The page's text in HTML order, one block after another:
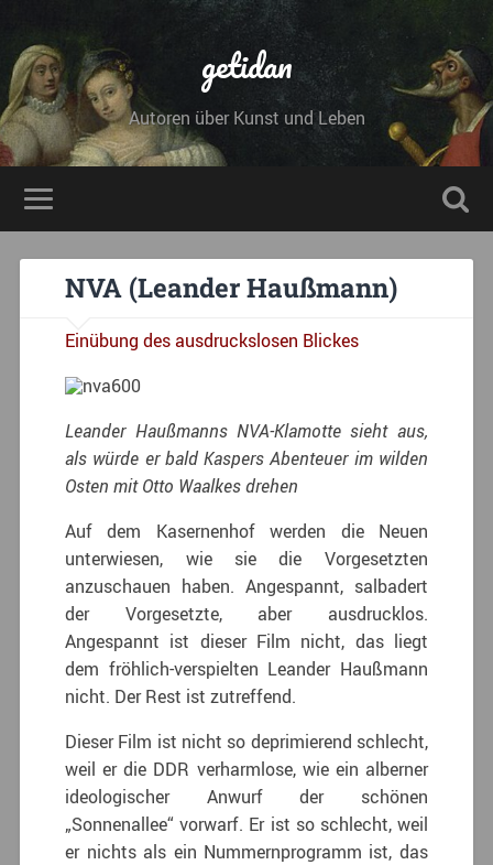
getidan
Autoren über Kunst und Leben
NVA (Leander Haußmann)
Einübung des ausdruckslosen Blickes
Leander Haußmanns NVA-Klamotte sieht aus,
als würde er bald Kaspers Abenteuer im wilden
Osten mit Otto Waalkes drehen
Auf dem Kasernenhof werden die Neuen
unterwiesen, wie sie die Vorgesetzten
anzuschauen haben. Angespannt, salbadert
der Vorgesetzte, aber ausdrucklos.
Angespannt ist dieser Film nicht, das liegt
dem fröhlich-verspielten Leander Haußmann
nicht. Der Rest ist zutreffend.
Dieser Film ist nicht so deprimierend schlecht,
weil er die DDR verharmlose, wie ein alberner
ideologischer Anwurf der schönen
„Sonnenallee“ vorwarf. Er ist so schlecht, weil
er nichts als ein Nummernprogramm ist, das